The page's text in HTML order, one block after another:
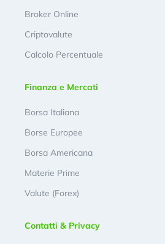
Broker Online
Criptovalute
Calcolo Percentuale
Finanza e Mercati
Borsa Italiana
Borse Europee
Borsa Americana
Materie Prime
Valute (Forex)
Contatti & Privacy